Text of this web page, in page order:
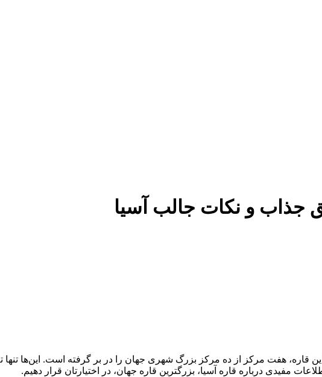
جذاب و نکات جالب آسیا
همچنین این قاره، هفت مرکز از ده مرکز بزرگ شهری جهان را در بر گرفته است. این‌ها
مفیدی درباره قاره آسیا، بزرگترین قاره جهان، در اختیارتان قرار دهیم.